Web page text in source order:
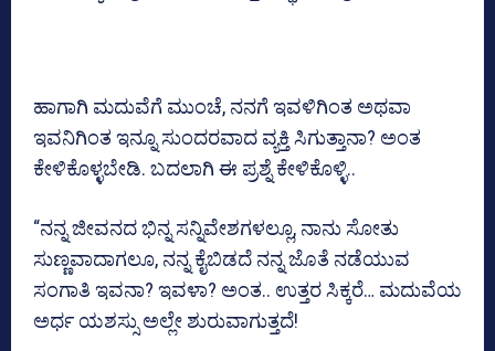
ಹಾಗಾಗಿ ಮದುವೆಗೆ ಮುಂಚೆ, ನನಗೆ ಇವಳಿಗಿಂತ ಅಥವಾ
ಇವನಿಗಿಂತ ಇನ್ನೂ ಸುಂದರವಾದ ವ್ಯಕ್ತಿ ಸಿಗುತ್ತಾನಾ? ಅಂತ
ಕೇಳಿಕೊಳ್ಳಬೇಡಿ. ಬದಲಾಗಿ ಈ ಪ್ರಶ್ನೆ ಕೇಳಿಕೊಳ್ಳಿ..
“ನನ್ನ ಜೀವನದ ಭಿನ್ನ ಸನ್ನಿವೇಶಗಳಲ್ಲೂ, ನಾನು ಸೋತು
ಸುಣ್ಣವಾದಾಗಲೂ, ನನ್ನ ಕೈಬಿಡದೆ ನನ್ನ ಜೊತೆ ನಡೆಯುವ
ಸಂಗಾತಿ ಇವನಾ? ಇವಳಾ? ಅಂತ.. ಉತ್ತರ ಸಿಕ್ಕರೆ… ಮದುವೆಯ
ಅರ್ಧ ಯಶಸ್ಸು ಅಲ್ಲೇ ಶುರುವಾಗುತ್ತದೆ!